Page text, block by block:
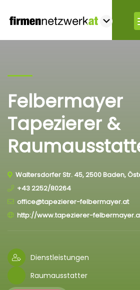
Felbermayer
Tapezierer &
Waltersdorfer Str. 45, 2500 Baden,
+43 2252/80264
office@tapezierer-felbermayer.at
http://www.tapezierer-
Dienstleistungen
Raumausstatter